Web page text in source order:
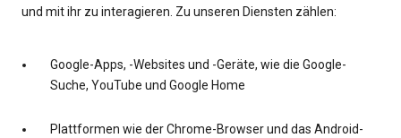
und mit ihr zu interagieren. Zu unseren Diensten zählen:
Google-Apps, -Websites und -Geräte, wie die Google-
Suche, YouTube und Google Home
Plattformen wie der Chrome-Browser und das Android-